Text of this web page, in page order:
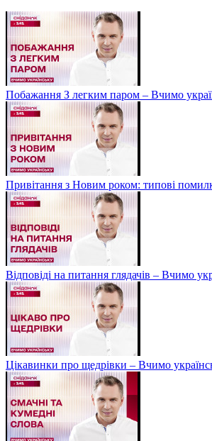
Побажання З легким паром – Вчимо
Привітання з Новим роком: типові
Відповіді на питання глядачів – Вчимо
Цікавинки про щедрівки – Вчимо